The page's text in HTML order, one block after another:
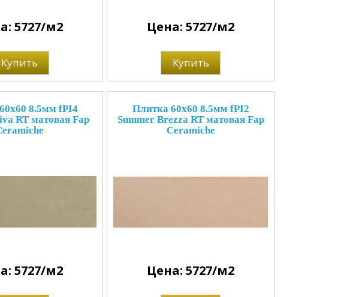
5727/м2
Купить
Цена: 5727/м2
Купить
8.5мм fPI4
RT матовая Fap
5727/м2
Плитка 60x60 8.5мм fPI2
Summer Brezza RT матовая Fap
Ceramiche
Цена: 5727/м2